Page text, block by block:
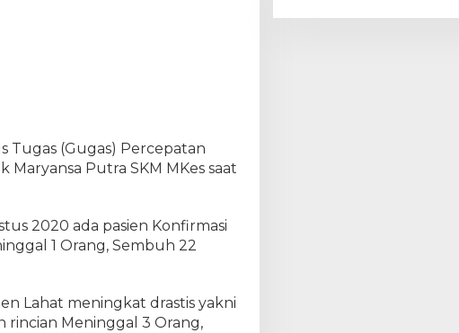
Tugas (Gugas) Percepatan
Maryansa Putra SKM MKes saat
2020 ada pasien Konfirmasi
1 Orang, Sembuh 22
Lahat meningkat drastis yakni
rincian Meninggal 3 Orang,